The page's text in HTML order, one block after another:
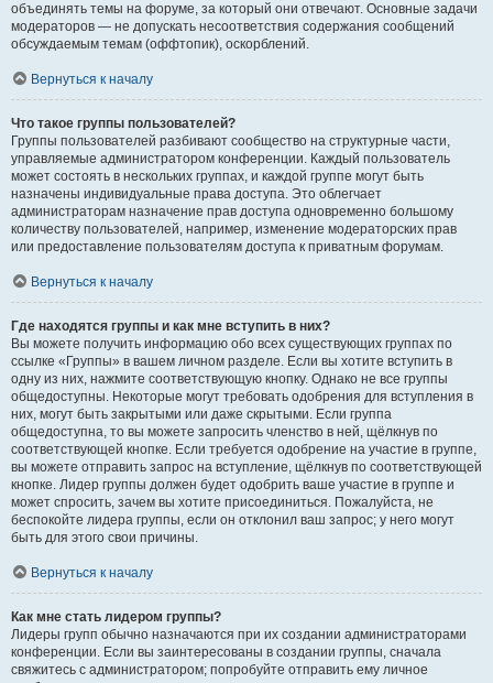
объединять темы на форуме, за который они отвечают. Основные задачи
модераторов — не допускать несоответствия содержания сообщений
обсуждаемым темам (оффтопик), оскорблений.
Вернуться к началу
Что такое группы пользователей?
Группы пользователей разбивают сообщество на структурные части,
управляемые администратором конференции. Каждый пользователь
может состоять в нескольких группах, и каждой группе могут быть
назначены индивидуальные права доступа. Это облегчает
администраторам назначение прав доступа одновременно большому
количеству пользователей, например, изменение модераторских прав
или предоставление пользователям доступа к приватным форумам.
Вернуться к началу
Где находятся группы и как мне вступить в них?
Вы можете получить информацию обо всех существующих группах по
ссылке «Группы» в вашем личном разделе. Если вы хотите вступить в
одну из них, нажмите соответствующую кнопку. Однако не все группы
общедоступны. Некоторые могут требовать одобрения для вступления в
них, могут быть закрытыми или даже скрытыми. Если группа
общедоступна, то вы можете запросить членство в ней, щёлкнув по
соответствующей кнопке. Если требуется одобрение на участие в группе,
вы можете отправить запрос на вступление, щёлкнув по соответствующей
кнопке. Лидер группы должен будет одобрить ваше участие в группе и
может спросить, зачем вы хотите присоединиться. Пожалуйста, не
беспокойте лидера группы, если он отклонил ваш запрос; у него могут
быть для этого свои причины.
Вернуться к началу
Как мне стать лидером группы?
Лидеры групп обычно назначаются при их создании администраторами
конференции. Если вы заинтересованы в создании группы, сначала
свяжитесь с администратором; попробуйте отправить ему личное